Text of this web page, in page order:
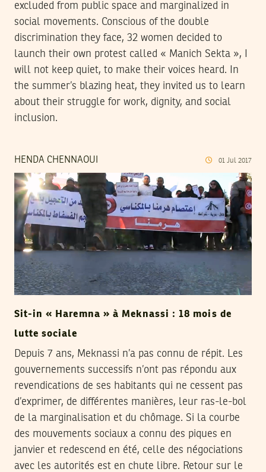
excluded from public space and marginalized in
social movements. Conscious of the double
discrimination they face, 32 women decided to
launch their own protest called « Manich Sekta », I
will not keep quiet, to make their voices heard. In
the summer’s blazing heat, they invited us to learn
about their struggle for work, dignity, and social
inclusion.
HENDA CHENNAOUI 01 Jul 2017
Sit-in « Haremna » à Meknassi : 18 mois de
lutte sociale
Depuis 7 ans, Meknassi n’a pas connu de répit. Les
gouvernements successifs n’ont pas répondu aux
revendications de ses habitants qui ne cessent pas
d’exprimer, de différentes manières, leur ras-le-bol
de la marginalisation et du chômage. Si la courbe
des mouvements sociaux a connu des piques en
janvier et redescend en été, celle des négociations
avec les autorités est en chute libre. Retour sur le